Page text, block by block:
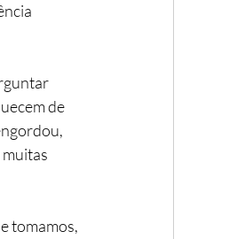
de
tomamos,